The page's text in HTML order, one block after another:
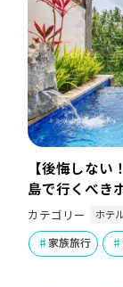
【後悔しない
島で行くべき
カテゴリー ホテ
家族旅行